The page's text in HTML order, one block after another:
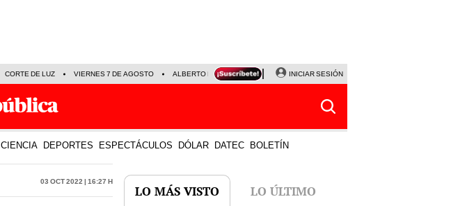
CORTE DE LUZ VIERNES 7 DE AGOSTO ALBERTO BENAVIDES NALDY SALDAÑA
INICIAR SESIÓN
CIENCIA DEPORTES ESPECTÁCULOS DÓLAR DATEC BOLETÍN
03 Oct 2022 | 16:27 h
LO MÁS VISTO LO ÚLTIMO